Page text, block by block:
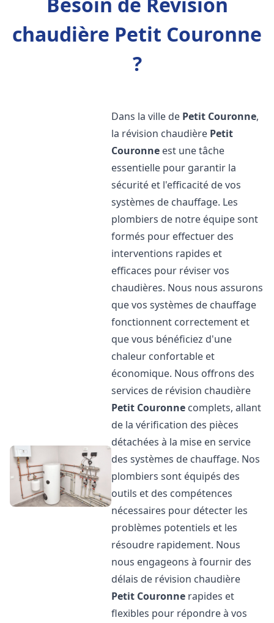
chaudière Petit Couronne
?
Dans la ville de Petit Couronne,
la révision chaudière Petit
Couronne est une tâche
essentielle pour garantir la
sécurité et l'efficacité de vos
systèmes de chauffage. Les
plombiers de notre équipe sont
formés pour effectuer des
interventions rapides et
efficaces pour réviser vos
chaudières. Nous nous assurons
que vos systèmes de chauffage
fonctionnent correctement et
que vous bénéficiez d'une
chaleur confortable et
économique. Nous offrons des
services de révision chaudière
Petit Couronne complets, allant
de la vérification des pièces
détachées à la mise en service
des systèmes de chauffage. Nos
plombiers sont équipés des
outils et des compétences
nécessaires pour détecter les
problèmes potentiels et les
résoudre rapidement. Nous
nous engageons à fournir des
délais de révision chaudière
Petit Couronne rapides et
flexibles pour répondre à vos